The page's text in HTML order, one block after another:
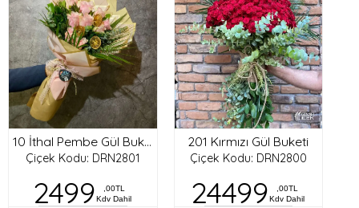
10 İthal Pembe Gül Buketi
Çiçek Kodu: DRN2801
2499
,00TL
Kdv Dahil
201 Kırmızı Gül Buketi
Çiçek Kodu: DRN2800
24499
,00TL
Kdv Dahil